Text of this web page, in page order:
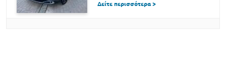
Δείτε περισσότερα >